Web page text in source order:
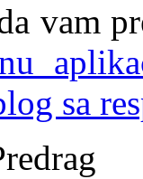
vam
sa